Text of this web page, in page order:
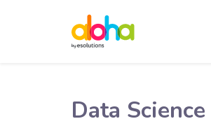
Data Science